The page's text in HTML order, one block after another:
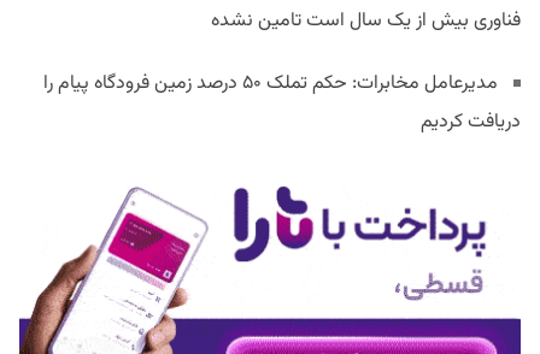
فناوری بیش از یک سال است تامین نشده
مدیرعامل مخابرات: حکم تملک ۵۰ درصد زمین فرودگاه پیام را
دریافت کردیم